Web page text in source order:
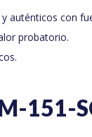
auténticos con
probatorio.
151-